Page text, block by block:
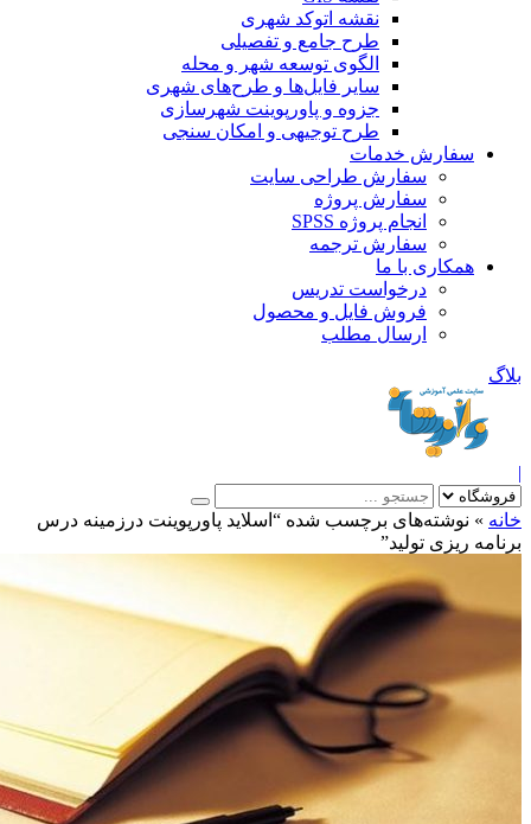
نقشه اتوکد شهری
طرح جامع و تفصیلی
الگوی توسعه شهر و محله
سایر فایل‌ها و طرح‌های شهری
جزوه و پاورپوینت شهرسازی
طرح توجیهی و امکان سنجی
سفارش خدمات
سفارش طراحی سایت
سفارش پروژه
انجام پروژه SPSS
سفارش ترجمه
همکاری با ما
درخواست تدریس
فروش فایل و محصول
ارسال مطلب
»نوشته‌های برچسب شده “اسلاید پاورپوینت درزمینه درس
ریزی تولید”